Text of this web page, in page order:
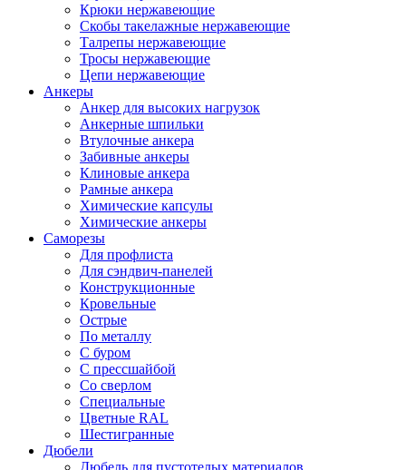
Крюки нержавеющие
Скобы такелажные нержавеющие
Талрепы нержавеющие
Тросы нержавеющие
Цепи нержавеющие
Анкеры
Анкер для высоких нагрузок
Анкерные шпильки
Втулочные анкера
Забивные анкеры
Клиновые анкера
Рамные анкера
Химические капсулы
Химические анкеры
Саморезы
Для профлиста
Для сэндвич-панелей
Конструкционные
Кровельные
Острые
По металлу
С буром
С прессшайбой
Со сверлом
Специальные
Цветные RAL
Шестигранные
Дюбели
Дюбель для пустотелых материалов